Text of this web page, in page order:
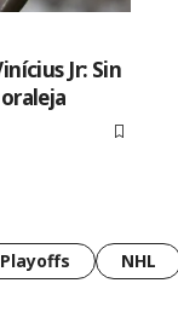
Jr: Sin
Playoffs NHL